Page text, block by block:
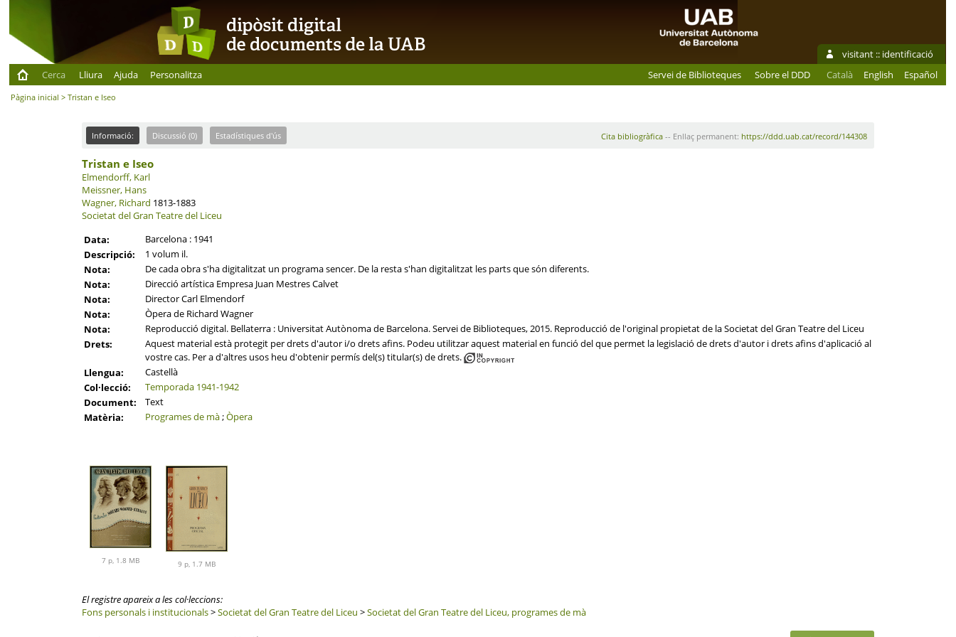
visitant :: identificació
Cerca
Lliura Ajuda Personalitza Servei de Biblioteques Sobre el DDD Català English Español
Pàgina inicial > Tristan e Iseo
Informació: Discussió (0) Estadístiques d'ús Cita bibliogràfica-- Enllaç permanent: https://ddd.uab.cat/record/144308
Tristan e Iseo
Elmendorff, Karl
Meissner, Hans
Wagner, Richard 1813-1883
Societat del Gran Teatre del Liceu
Data:
Barcelona : 1941
Descripció:
1 volum il.
Nota:
De cada obra s'ha digitalitzat un programa sencer. De la resta s'han digitalitzat les parts que són diferents.
Nota:
Direcció artística Empresa Juan Mestres Calvet
Nota:
Director Carl Elmendorf
Nota:
Òpera de Richard Wagner
Nota:
Reproducció digital. Bellaterra : Universitat Autònoma de Barcelona. Servei de Biblioteques, 2015. Reproducció de l'original propietat de la Societat del Gran Teatre del Liceu
Drets:
Aquest material està protegit per drets d'autor i/o drets afins. Podeu utilitzar aquest material en funció del que permet la legislació de drets d'autor i drets afins d'aplicació al
vostre cas. Per a d'altres usos heu d'obtenir permís del(s) titular(s) de drets.
Llengua:
Castellà
Col·lecció:
Temporada 1941-1942
Document:
Text
Matèria:
Programes de mà;Òpera
7 p, 1.8 MB 9 p, 1.7 MB
El registre apareix a les col·leccions:
Fons personals i institucionals>Societat del Gran Teatre del Liceu >Societat del Gran Teatre del Liceu, programes de mà